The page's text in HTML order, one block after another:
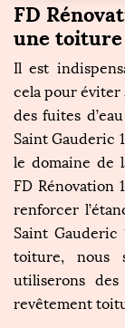
FD
une toiture
Il est
cela pour éviter
des fuites
Saint Gauderic
le domaine de
FD Rénovation
renforcer
Saint Gauderic
toiture, nous
utiliserons
revêtement